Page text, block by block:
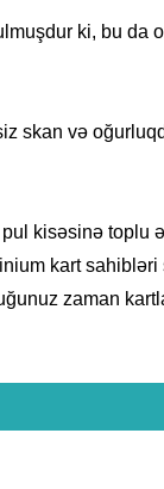
ki, bu da
skan və
kisəsinə toplu
kart sahibləri
zaman